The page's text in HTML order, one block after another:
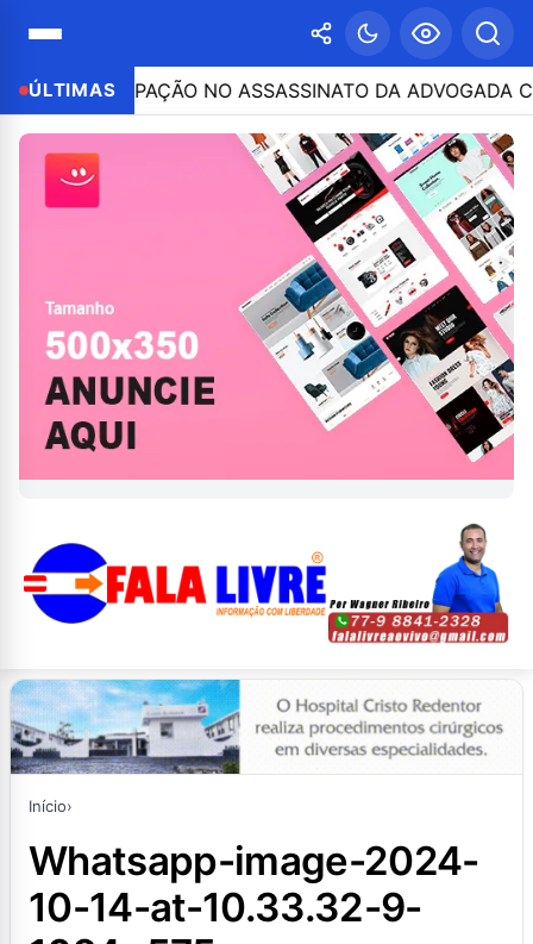
ÚLTIMAS NO ASSASSINATO DA ADVOGADA
Início›
whatsapp-image-2024-
10-14-at-10.33.32-9-